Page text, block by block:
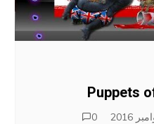
Puppets
0